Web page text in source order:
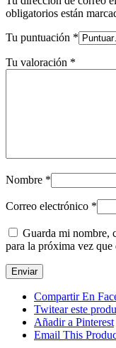
obligatorios están
Tu puntuación *
Tu valoración *
Nombre *
Correo electrónico *
Guarda mi nombre,
para la próxima vez que
Compartir En
Twitear este
Añadir a Pinterest
Email This